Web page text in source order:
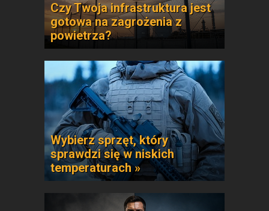
Czy Twoja infrastruktura jest
gotowa na zagrożenia z
powietrza?
Wybierz sprzęt, który
sprawdzi się w niskich
temperaturach »